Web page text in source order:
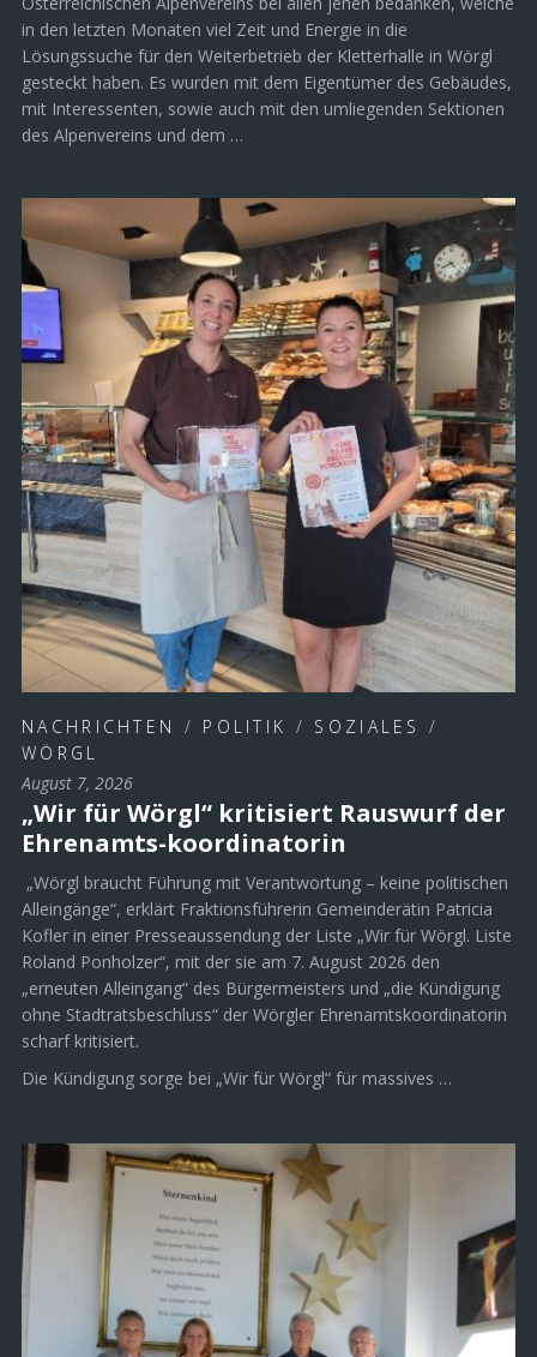
in den letzten Monaten viel Zeit und Energie in die
Lösungssuche für den Weiterbetrieb der Kletterhalle in Wörgl
gesteckt haben. Es wurden mit dem Eigentümer des Gebäudes,
mit Interessenten, sowie auch mit den umliegenden Sektionen
des Alpenvereins und dem …
NACHRICHTEN / POLITIK / SOZIALES
/
WÖRGL
August 7, 2026
„Wir für Wörgl“ kritisiert Rauswurf der
Ehrenamts-koordinatorin
„Wörgl braucht Führung mit Verantwortung – keine politischen
Alleingänge“, erklärt Fraktionsführerin Gemeinderätin Patricia
Kofler in einer Presseaussendung der Liste „Wir für Wörgl. Liste
Roland Ponholzer“, mit der sie am 7. August 2026 den
„erneuten Alleingang“ des Bürgermeisters und „die Kündigung
ohne Stadtratsbeschluss“ der Wörgler Ehrenamtskoordinatorin
scharf kritisiert.
Die Kündigung sorge bei „Wir für Wörgl“ für massives …